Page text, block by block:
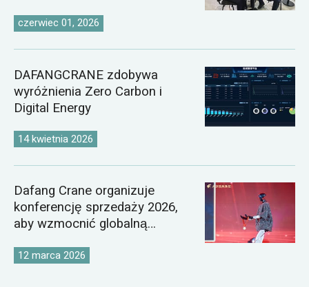
czerwiec 01, 2026
DAFANGCRANE zdobywa
wyróżnienia Zero Carbon i
Digital Energy
14 kwietnia 2026
Dafang Crane organizuje
konferencję sprzedaży 2026,
aby wzmocnić globalną
12 marca 2026